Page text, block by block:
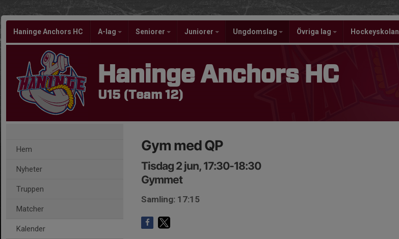
Haninge Anchors HC A-lag Seniorer Juniorer Ungdomslag Övriga lag Hockeyskolan
Haninge Anchors HC
U15 (Team 12)
Hem
Nyheter
Truppen
Matcher
Kalender
Gym med QP
Tisdag 2 jun, 17:30-18:30
Gymmet
Samling: 17:15